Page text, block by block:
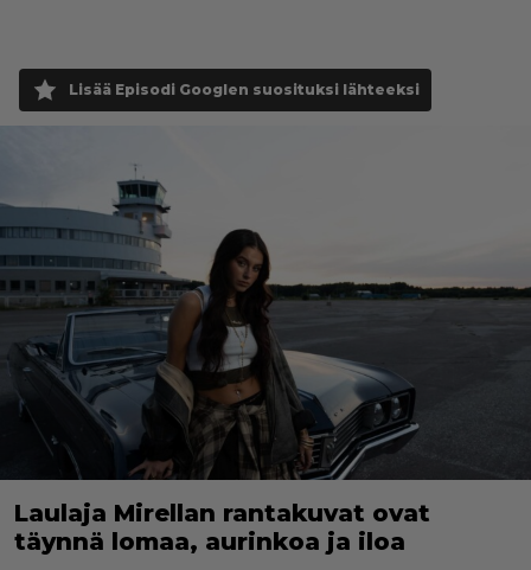
Lisää Episodi Googlen suosituksi lähteeksi
Laulaja Mirellan rantakuvat ovat
täynnä lomaa, aurinkoa ja iloa